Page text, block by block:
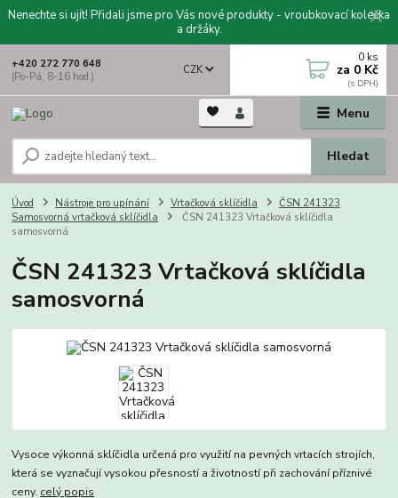
Nenechte si ujít! Přidali jsme pro Vás nové produkty - vroubkovací kolečka
a držáky.
Menu
CZK
Hledat
+420 272 770 648
(Po-Pá, 8-16 hod.)
0 ks
za 0 Kč
Úvod Nástroje pro upínání Vrtačková sklíčidla
ČSN 241323
Samosvorná vrtačková sklíčidla
ČSN 241323 Vrtačková sklíčidla
samosvorná
ČSN 241323 Vrtačková sklíčidla
samosvorná
Vysoce výkonná sklíčidla určená pro využití na pevných vrtacích strojích,
která se vyznačují vysokou přesností a životností při zachování příznivé
ceny. celý popis